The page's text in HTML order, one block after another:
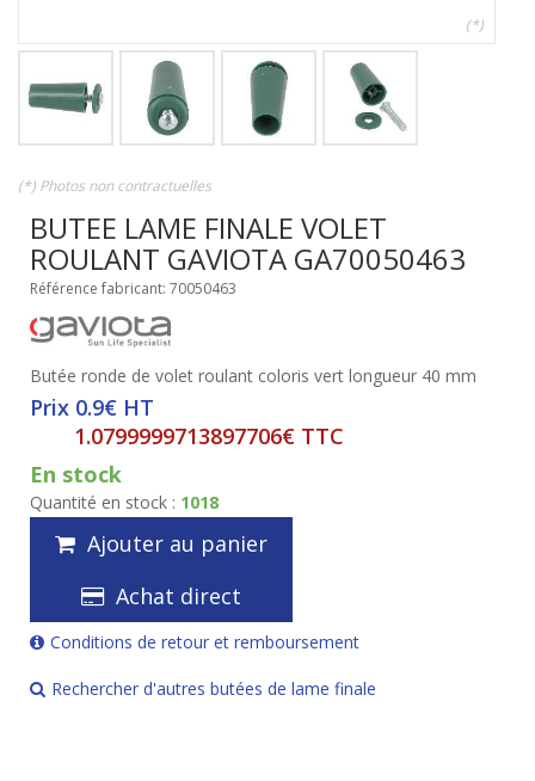
(*)
(*) Photos non contractuelles
BUTEE LAME FINALE VOLET
ROULANT GAVIOTA GA70050463
Référence fabricant: 70050463
Butée ronde de volet roulant coloris vert longueur 40 mm
Prix 0.9€ HT
1.0799999713897706€ TTC
En stock
Quantité en stock : 1018
Ajouter au panier
Achat direct
Conditions de retour et remboursement
Rechercher d'autres butées de lame finale